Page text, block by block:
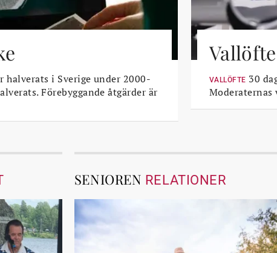
halverats i Sverige under 2000-
Förebyggande åtgärder är
VALLÖFTE 30
SENIOREN RELATIONER